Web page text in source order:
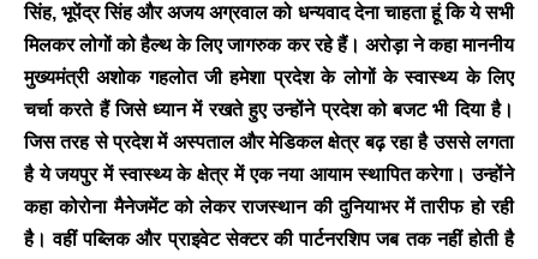
सिंह, भूपेंद्र सिंह और अजय अग्रवाल को धन्यवाद देना चाहता हूं कि ये सभी
मिलकर लोगों को हैल्थ के लिए जागरुक कर रहे हैं। अरोड़ा ने कहा माननीय
मुख्यमंत्री अशोक गहलोत जी हमेशा प्रदेश के लोगों के स्वास्थ्य के लिए
चर्चा करते हैं जिसे ध्यान में रखते हुए उन्होंने प्रदेश को बजट भी दिया है।
जिस तरह से प्रदेश में अस्पताल और मेडिकल क्षेत्र बढ़ रहा है उससे लगता
है ये जयपुर में स्वास्थ्य के क्षेत्र में एक नया आयाम स्थापित करेगा। उन्होंने
कहा कोरोना मैनेजमेंट को लेकर राजस्थान की दुनियाभर में तारीफ हो रही
है। वहीं पब्लिक और प्राइवेट सेक्टर की पार्टनरशिप जब तक नहीं होती है